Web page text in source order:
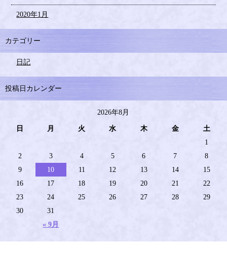
2020年1月
カテゴリー
日記
投稿日カレンダー
2026年8月
日 月 火 水 木 金 土
« 9月
1
2
3 4 5 6 7
8
9
10 11 12 13 14
15
16
17 18 19 20 21
22
23
24 25 26 27 28
29
30
31